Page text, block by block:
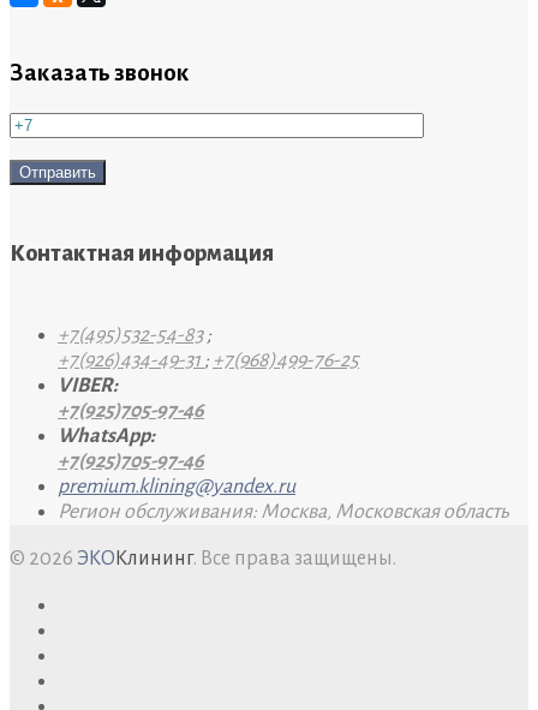
Заказать звонок
Контактная информация
+7(495)532-54-83 ;
+7(926)434-49-31 ; +7(968)499-76-25
VIBER:
+7(925)705-97-46
WhatsApp:
+7(925)705-97-46
premium.klining@yandex.ru
Регион обслуживания: Москва, Московская область
© 2026 ЭКО Клининг. Все права защищены.